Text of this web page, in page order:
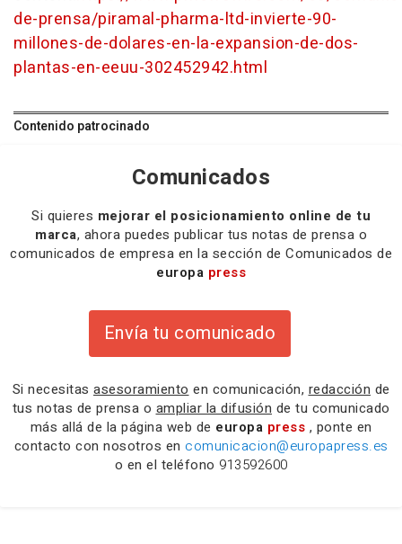
de-prensa/piramal-pharma-ltd-invierte-90-
millones-de-dolares-en-la-expansion-de-dos-
plantas-en-eeuu-302452942.html
Contenido patrocinado
Comunicados
Si quieres mejorar el posicionamiento online de tu
marca, ahora puedes publicar tus notas de prensa o
comunicados de empresa en la sección de Comunicados de
europa press
Envía tu comunicado
Si necesitas asesoramiento en comunicación, redacción de
tus notas de prensa o ampliar la difusión de tu comunicado
más allá de la página web de europa press , ponte en
contacto con nosotros en comunicacion@europapress.es
o en el teléfono 913592600